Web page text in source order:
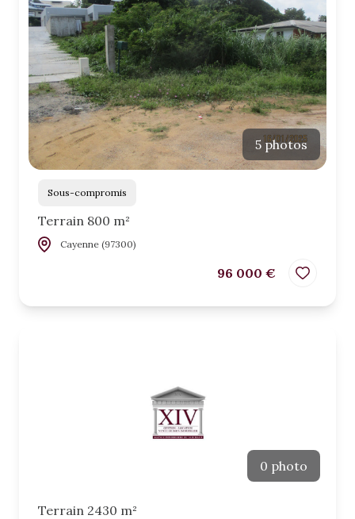
5 photos
Sous-compromis
Terrain 800 m²
Cayenne (97300)
96 000 €
0 photo
Terrain 2430 m²